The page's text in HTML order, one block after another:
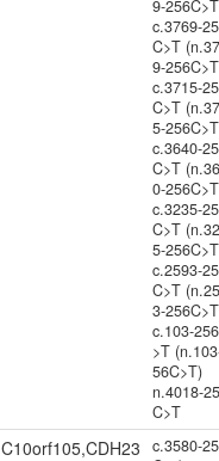
9-
c.3769-
C>T
9-
c.3715-
C>T
5-
c.3640-
C>T
0-
c.3235-
C>T
5-
c.2593-
C>T
3-
c.103-
>T
56C>T)
n.4018-
C>T
C10orf105,CDH23
c.3580-